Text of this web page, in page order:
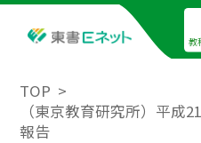
教
TOP
（東京教育研究所）平成
報告